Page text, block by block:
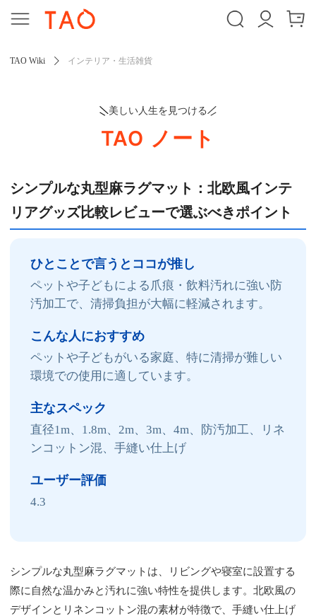
TAO Wiki インテリア・生活雑貨
美しい人生を見つける
TAO ノート
シンプルな丸型麻ラグマット：北欧風インテ
リアグッズ比較レビューで選ぶべきポイント
ひとことで言うとココが推し
ペットや子どもによる爪痕・飲料汚れに強い防
汚加工で、清掃負担が大幅に軽減されます。
こんな人におすすめ
ペットや子どもがいる家庭、特に清掃が難しい
環境での使用に適しています。
主なスペック
直径1m、1.8m、2m、3m、4m、防汚加工、リネ
ンコットン混、手縫い仕上げ
ユーザー評価
4.3
シンプルな丸型麻ラグマットは、リビングや寝室に設置する
際に自然な温かみと汚れに強い特性を提供します。北欧風の
デザインとリネンコットン混の素材が特徴で、手縫い仕上げ